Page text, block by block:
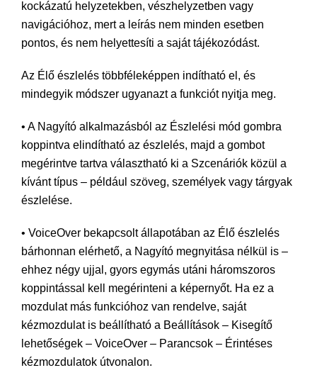
kockázatú helyzetekben, vészhelyzetben vagy
navigációhoz, mert a leírás nem minden esetben
pontos, és nem helyettesíti a saját tájékozódást.
Az Élő észlelés többféleképpen indítható el, és
mindegyik módszer ugyanazt a funkciót nyitja meg.
• A Nagyító alkalmazásból az Észlelési mód gombra
koppintva elindítható az észlelés, majd a gombot
megérintve tartva választható ki a Szcenáriók közül a
kívánt típus – például szöveg, személyek vagy tárgyak
észlelése.
• VoiceOver bekapcsolt állapotában az Élő észlelés
bárhonnan elérhető, a Nagyító megnyitása nélkül is –
ehhez négy ujjal, gyors egymás utáni háromszoros
koppintással kell megérinteni a képernyőt. Ha ez a
mozdulat más funkcióhoz van rendelve, saját
kézmozdulat is beállítható a Beállítások – Kisegítő
lehetőségek – VoiceOver – Parancsok – Érintéses
kézmozdulatok útvonalon.